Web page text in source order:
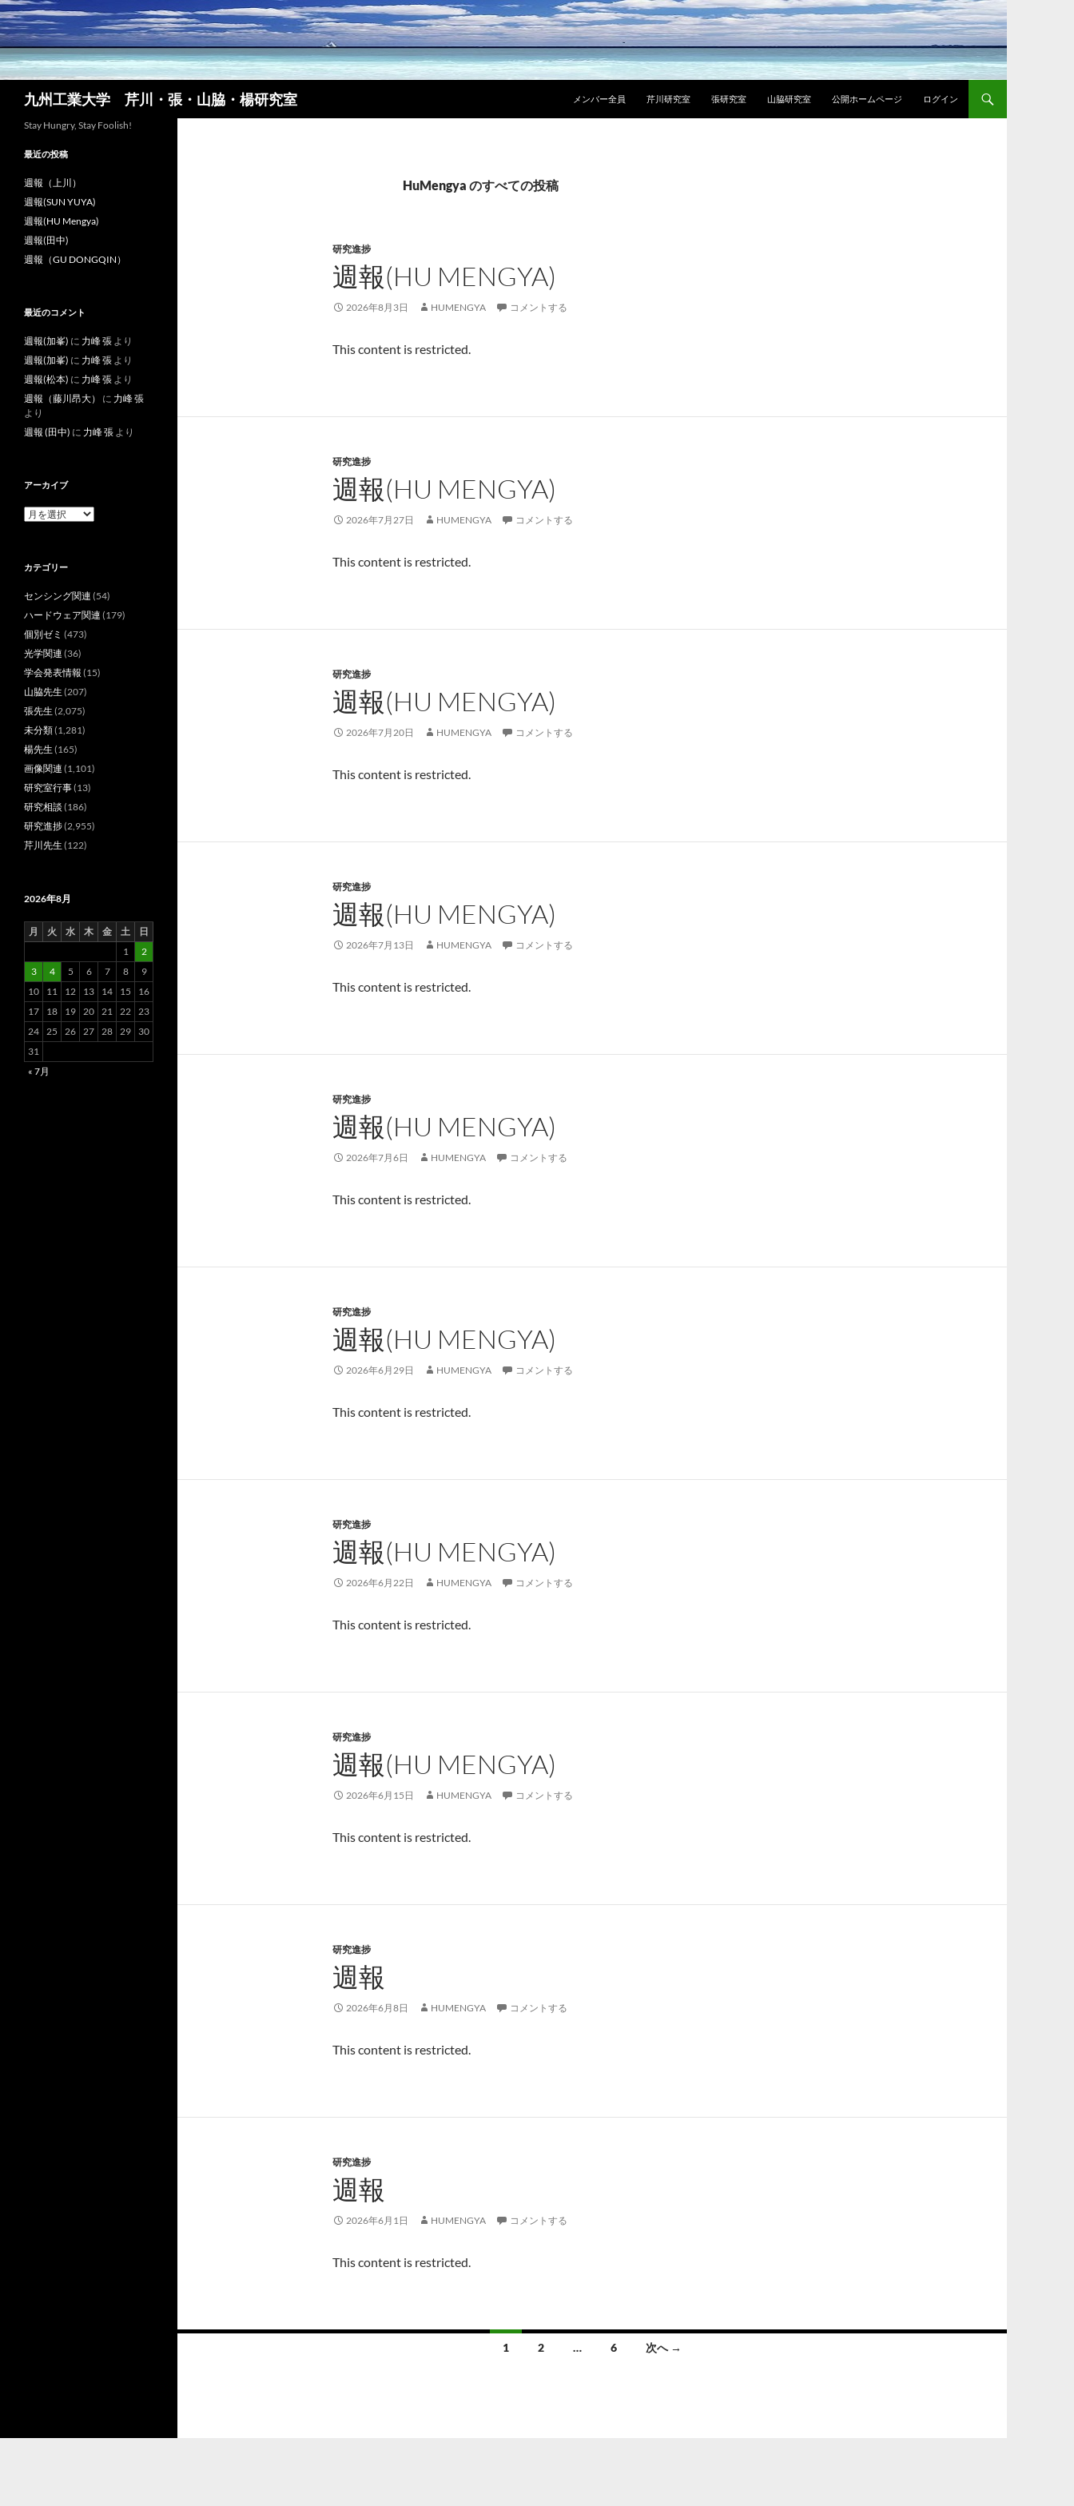
コ
ン
テ
ン
ツ
九州工業大学 芹川・張・山脇・楊研究室 メンバー全員 芹川研究室 張研究室 山脇研究室 公開ホームページ ログイン
HuMengya のすべての投稿
研究進捗
週報(HU MENGYA)
2026年8月3日 HUMENGYA コメントする
This content is restricted.
研究進捗
週報(HU MENGYA)
2026年7月27日 HUMENGYA コメントする
This content is restricted.
研究進捗
週報(HU MENGYA)
2026年7月20日 HUMENGYA コメントする
This content is restricted.
研究進捗
週報(HU MENGYA)
2026年7月13日 HUMENGYA コメントする
This content is restricted.
研究進捗
週報(HU MENGYA)
2026年7月6日 HUMENGYA コメントする
This content is restricted.
研究進捗
週報(HU MENGYA)
2026年6月29日 HUMENGYA コメントする
This content is restricted.
研究進捗
週報(HU MENGYA)
2026年6月22日 HUMENGYA コメントする
This content is restricted.
研究進捗
週報(HU MENGYA)
2026年6月15日 HUMENGYA コメントする
This content is restricted.
研究進捗
週報
2026年6月8日 HUMENGYA コメントする
This content is restricted.
研究進捗
週報
2026年6月1日 HUMENGYA コメントする
This content is restricted.
1 2 … 6 次へ →
Stay Hungry, Stay Foolish!
最近の投稿
週報（上川）
週報(SUN YUYA)
週報(HU Mengya)
週報(田中)
週報（GU DONGQIN）
最近のコメント
週報(加峯) に 力峰 張 より
週報(加峯) に 力峰 張 より
週報(松本) に 力峰 張 より
週報（藤川昂大）
に 力峰 張
より
週報 (田中) に 力峰 張 より
アーカイブ
ア
ブ
カテゴリー
センシング関連 (54)
ハードウェア関連 (179)
個別ゼミ (473)
光学関連 (36)
学会発表情報 (15)
山脇先生 (207)
張先生 (2,075)
未分類(1,281)
楊先生 (165)
画像関連 (1,101)
研究室行事(13)
研究相談 (186)
研究進捗(2,955)
芹川先生 (122)
2026年8月
月 火 水 木 金 土
日
1
2
3
4 5 6 7 8
9
10
11 12 13 14 15
16
17
18 19 20 21 22 23
24 25 26 27 28 29
30
31
« 7月